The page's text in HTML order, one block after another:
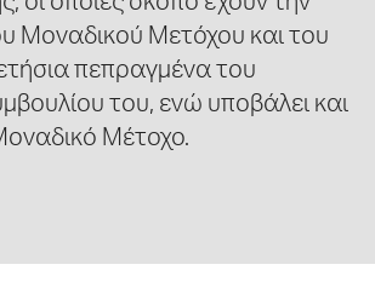
οι οποίες σκοπό έχουν την
Μοναδικού Μετόχου και του
πεπραγμένα του
του, ενώ υποβάλει και
Μέτοχο.